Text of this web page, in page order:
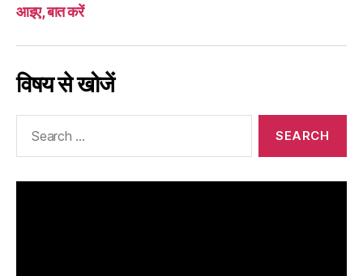
आइए, बात करें
विषय से खोजें